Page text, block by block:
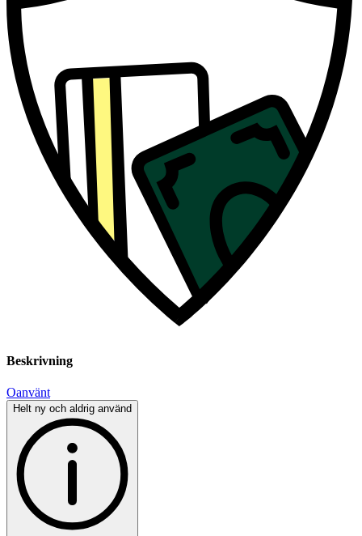
Beskrivning
Oanvänt
Helt ny och aldrig använd